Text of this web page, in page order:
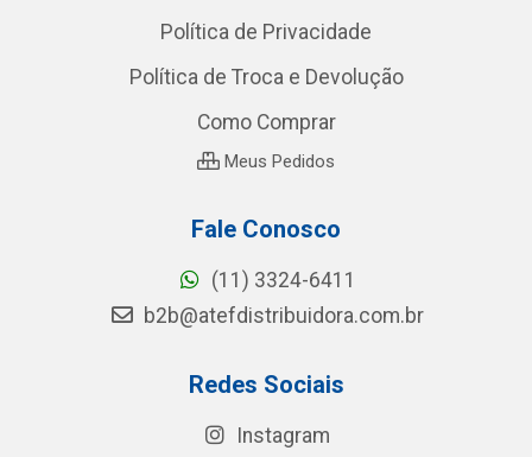
Política de Privacidade
Política de Troca e Devolução
Como Comprar
Meus Pedidos
Fale Conosco
(11) 3324-6411
b2b@atefdistribuidora.com.br
Redes Sociais
Instagram